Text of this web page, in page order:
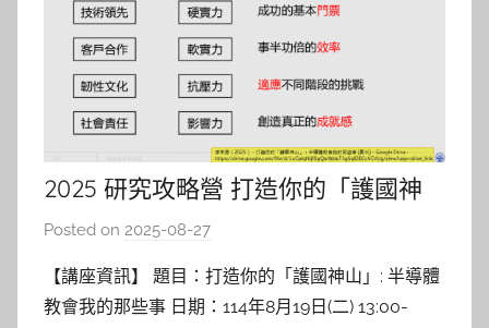
2025 研究攻略營 打造你的「護國神
山」: 半導體教會我的那些事
Posted on 2025-08-27
c
h
【講座資訊】 題目：打造你的「護國神山」: 半導體
教會我的那些事 日期：114年8月19日(二) 13:00-